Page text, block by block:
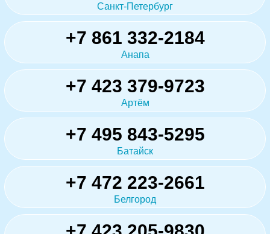
Санкт-Петербург
+7 861 332-2184
Анапа
+7 423 379-9723
Артём
+7 495 843-5295
Батайск
+7 472 223-2661
Белгород